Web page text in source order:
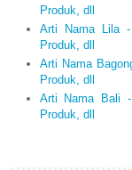
Produk, dll
Arti Nama Lila -
Produk, dll
Arti Nama
Produk, dll
Arti Nama Bali
Produk, dll